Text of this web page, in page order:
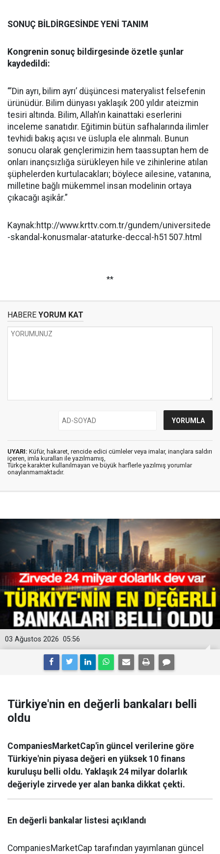
SONUÇ BİLDİRGESİNDE YENİ TANIM
Kongrenin sonuç bildirgesinde özetle şunlar
kaydedildi:
“‘Din ayrı, bilim ayrı’ düşüncesi materyalist felsefenin
ürünüdür. Bilim dünyası yaklaşık 200 yıldır ateizmin
tesiri altında. Bilim, Allah’ın kainattaki eserlerini
inceleme sanatıdır. Eğitimin bütün safhalarında ilimler
tevhidi bakış açısı ve üslupla ele alınmalı. Bunun
sonucu olarak gençlerimizin hem taassuptan hem de
onları inançsızlığa sürükleyen hile ve zihinlerine atılan
şüphelerden kurtulacakları; böylece ailesine, vatanına,
milletine bağlı mükemmel insan modelinin ortaya
çıkacağı aşikâr.”
Kaynak:http://www.krttv.com.tr/gundem/universitede
-skandal-konusmalar-ataturke-deccal-h51507.html
**
HABERE YORUM KAT
UYARI: Küfür, hakaret, rencide edici cümleler veya imalar, inançlara saldırı
içeren, imla kuralları ile yazılmamış,
Türkçe karakter kullanılmayan ve büyük harflerle yazılmış yorumlar
onaylanmamaktadır.
05:56
03 Ağustos 2026
Türkiye'nin en değerli bankaları belli
oldu
CompaniesMarketCap'in güncel verilerine göre
Türkiye'nin piyasa değeri en yüksek 10 finans
kuruluşu belli oldu. Yaklaşık 24 milyar dolarlık
değeriyle zirvede yer alan banka dikkat çekti.
En değerli bankalar listesi açıklandı
CompaniesMarketCap tarafından yayımlanan güncel